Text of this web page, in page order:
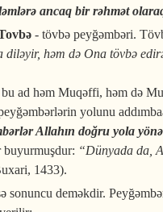
ancaq bir rəhmət
- tövbə peyğəmbəri.
diləyir, həm də Ona tövbə
ad həm Muqəffi, həm də
yolunu
Allahın doğru yola
buyurmuşdur: “Dünyada da,
1433).
sonuncu deməkdir.